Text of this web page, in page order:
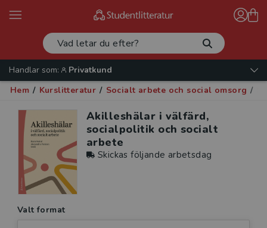
Handlar som:
Privatkund
Hem / Kurslitteratur / Socialt arbete och social omsorg /
Akilleshälar i välfärd,
socialpolitik och socialt
arbete
Skickas följande arbetsdag
Valt format